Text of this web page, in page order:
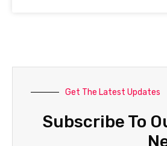
Get The Latest Updates
Subscribe To